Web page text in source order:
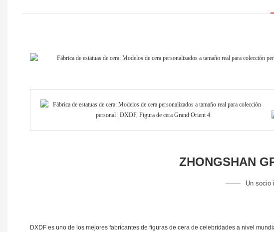
ZHONGSHAN
Un socio
DXDF es uno de los mejores fabricantes de figuras de cera de celebridades a nivel